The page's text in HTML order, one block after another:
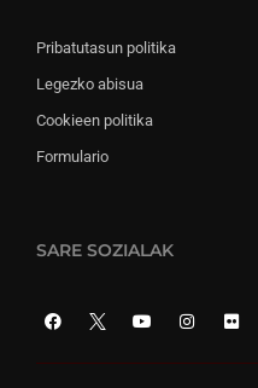
Pribatutasun politika
Legezko abisua
Cookieen politika
Formulario
SARE SOZIALAK